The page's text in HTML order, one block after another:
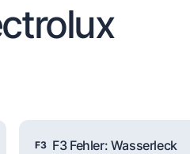
F3 F3 Fehler: Wasserleck